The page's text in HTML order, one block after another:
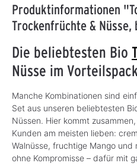
Produktinformationen
Trockenfrüchte &
Die beliebtesten Bio
Nüsse im Vorteilspack
Manche Kombinationen sind
Set aus unseren beliebtesten
Nüssen. Hier kommt
Kunden am meisten lieben:
Walnüsse, fruchtige Mango und
ohne Kompromisse – dafür mit